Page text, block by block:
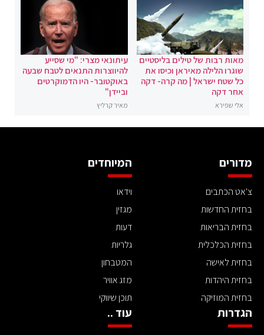
מאות רבות של טילים בליסטיים
שוגרו הלילה מאיראן וכיסו את
כל שטח ישראל | מה קרה- דקה
אחר דקה
אלי שפירא
עיתונאי מצרי: "מי שסייע
להיווצרות התנאים לטבח שבעה
באוקטובר- היו הדמוקרטים
וביידן"
מאיר קרליץ
מדורים
צ'אט הכתבים
בחזית החדשות
בחזית הבריאות
בחזית הכלכלית
בחזית לאישה
בחזית היהדות
בחזית המוזיקה
המיוחדים
וידאו
מגזין
דעות
גלריות
המטבחון
מזג אוויר
תוכן שיווקי
הגדרות עוד ..